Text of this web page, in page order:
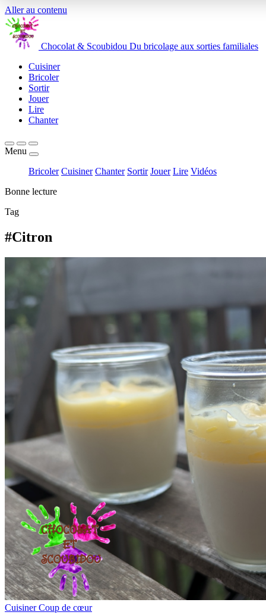
Aller au contenu
Chocolat & Scoubidou Du bricolage aux sorties familiales
Cuisiner
Bricoler
Sortir
Jouer
Lire
Chanter
Menu
Bricoler Cuisiner Chanter Sortir Jouer Lire Vidéos
Bonne lecture
Tag
#Citron
Cuisiner Coup de cœur